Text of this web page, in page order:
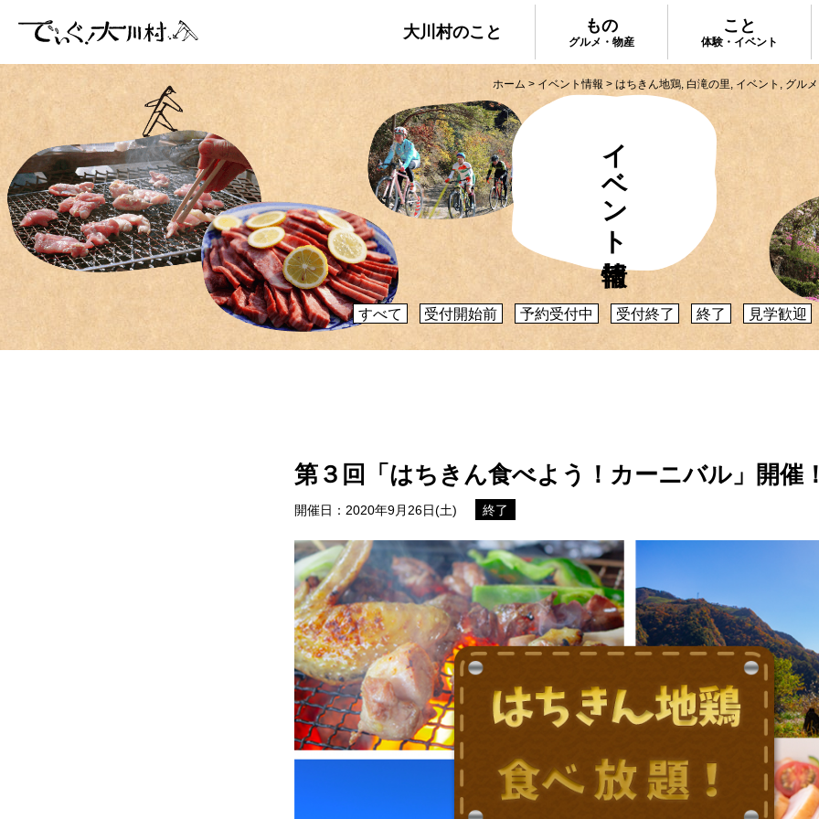
大川村のこと もの
グルメ・物産
こと
体験・イベント
「大川村ってどんなとこ？」聞いたこともみたこともない
ぞ？という大川村初心者のかたに、大川村へ来るための道
のりや、心構えなどをご紹介！
大川村マップ 大川村への行き方
手作りのお
種物産をご紹
体験・イベント
イベント情報
おしらせ イベントレポート メディア掲載 日々のこと
メディア掲載情報
ホーム > イベント情報 > はちきん地鶏, 白滝の里, イベント , グルメ
イベント情報
すべて 受付開始前 予約受付中 受付終了 終了 見学歓迎
第３回「はちきん食べよう！カーニバル」開催
開催日：2020年9月26日(土) 終了